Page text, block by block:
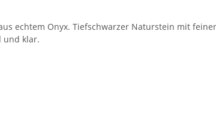
echtem Onyx. Tiefschwarzer Naturstein mit
und klar.